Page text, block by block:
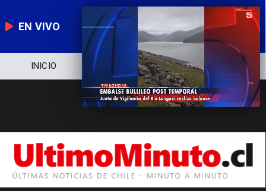
EN VIVO
INICIO NOTICIERO POLÍTICA